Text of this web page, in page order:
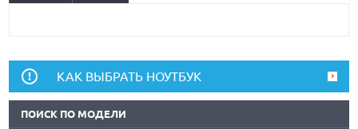
КАК ВЫБРАТЬ НОУТБУК
ПОИСК ПО МОДЕЛИ